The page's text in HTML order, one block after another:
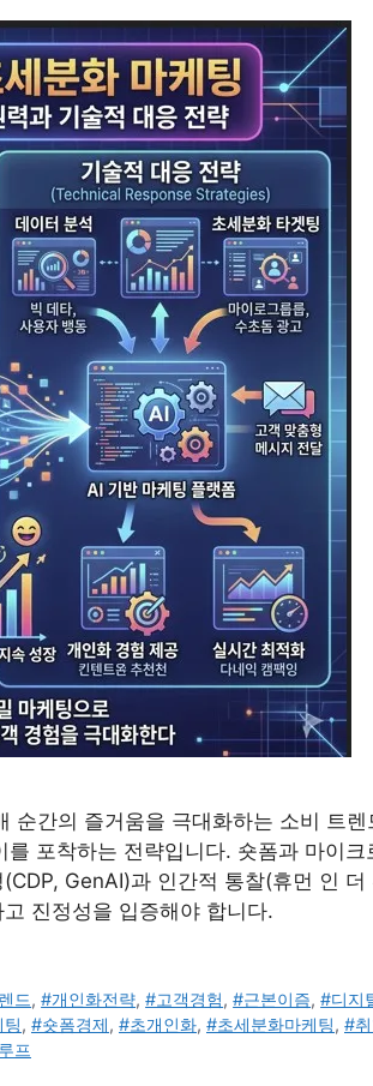
순간의 즐거움을 극대화하는 소비 트렌
포착하는 전략입니다. 숏폼과 마이크
GenAI)과 인간적 통찰(휴먼 인
진정성을 입증해야 합니다.
드,#개인화전략,#고객경험,#근본이즘,#디지
, #숏폼경제, #초개인화, #초세분화마케팅, #
프